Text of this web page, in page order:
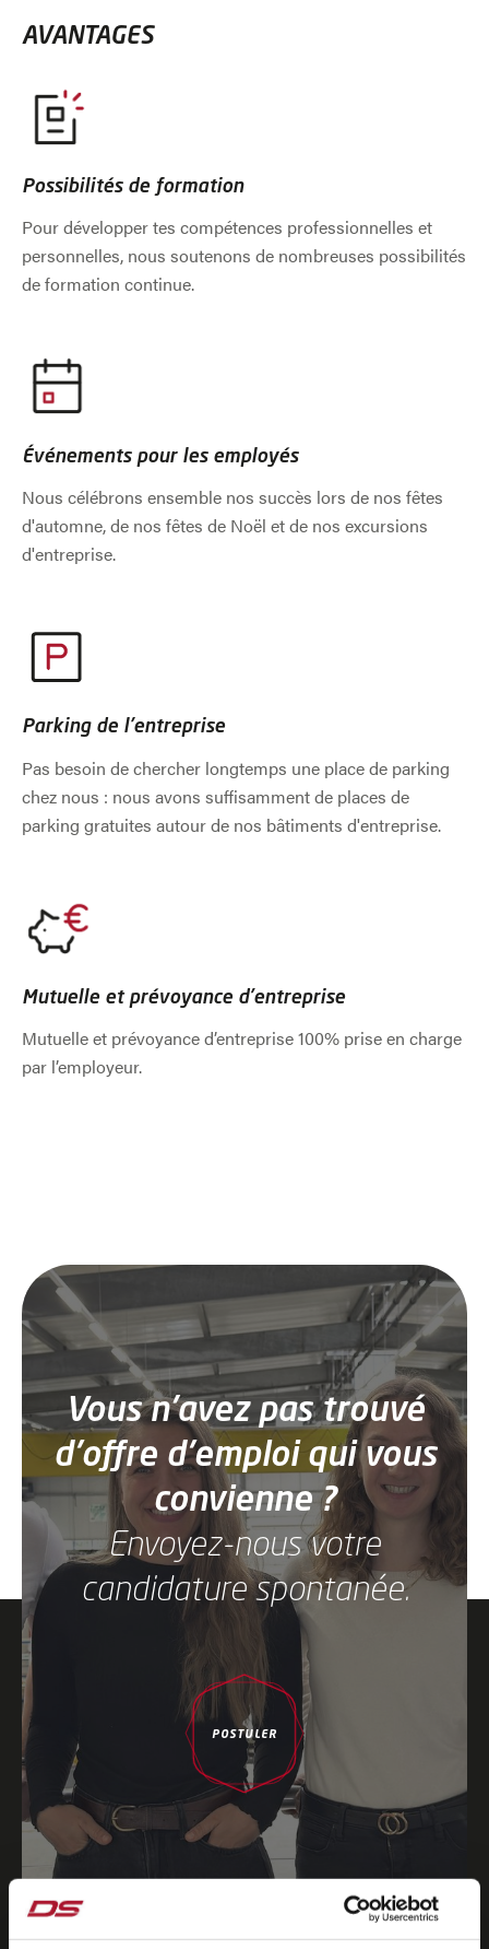
AVANTAGES
Possibilités de formation
Pour développer tes compétences professionnelles et
personnelles, nous soutenons de nombreuses possibilités
de formation continue.
Événements pour les employés
Nous célébrons ensemble nos succès lors de nos fêtes
d'automne, de nos fêtes de Noël et de nos excursions
d'entreprise.
Parking de l'entreprise
Pas besoin de chercher longtemps une place de parking
chez nous : nous avons suffisamment de places de
parking gratuites autour de nos bâtiments d'entreprise.
Mutuelle et prévoyance d’entreprise
Mutuelle et prévoyance d’entreprise 100% prise en charge
par l’employeur.
Vous n’avez pas trouvé
d'offre d'emploi qui vous
convienne ?
Envoyez-nous votre
candidature spontanée.
POSTULER
(S'OUVRE DANS UNE NOUVELLE